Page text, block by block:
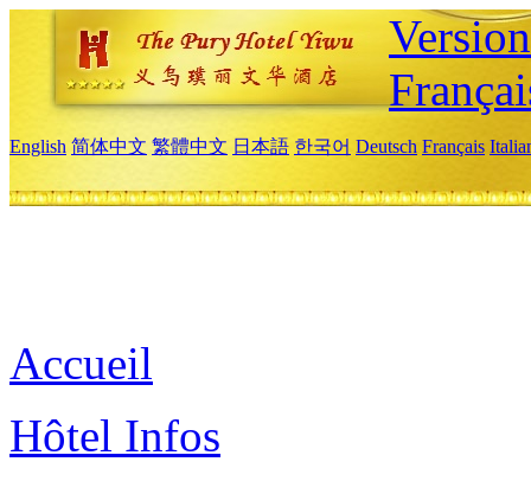
English 简体中文 繁體中文 日本語 한국어 Deutsch Français
Accueil
Hôtel Infos